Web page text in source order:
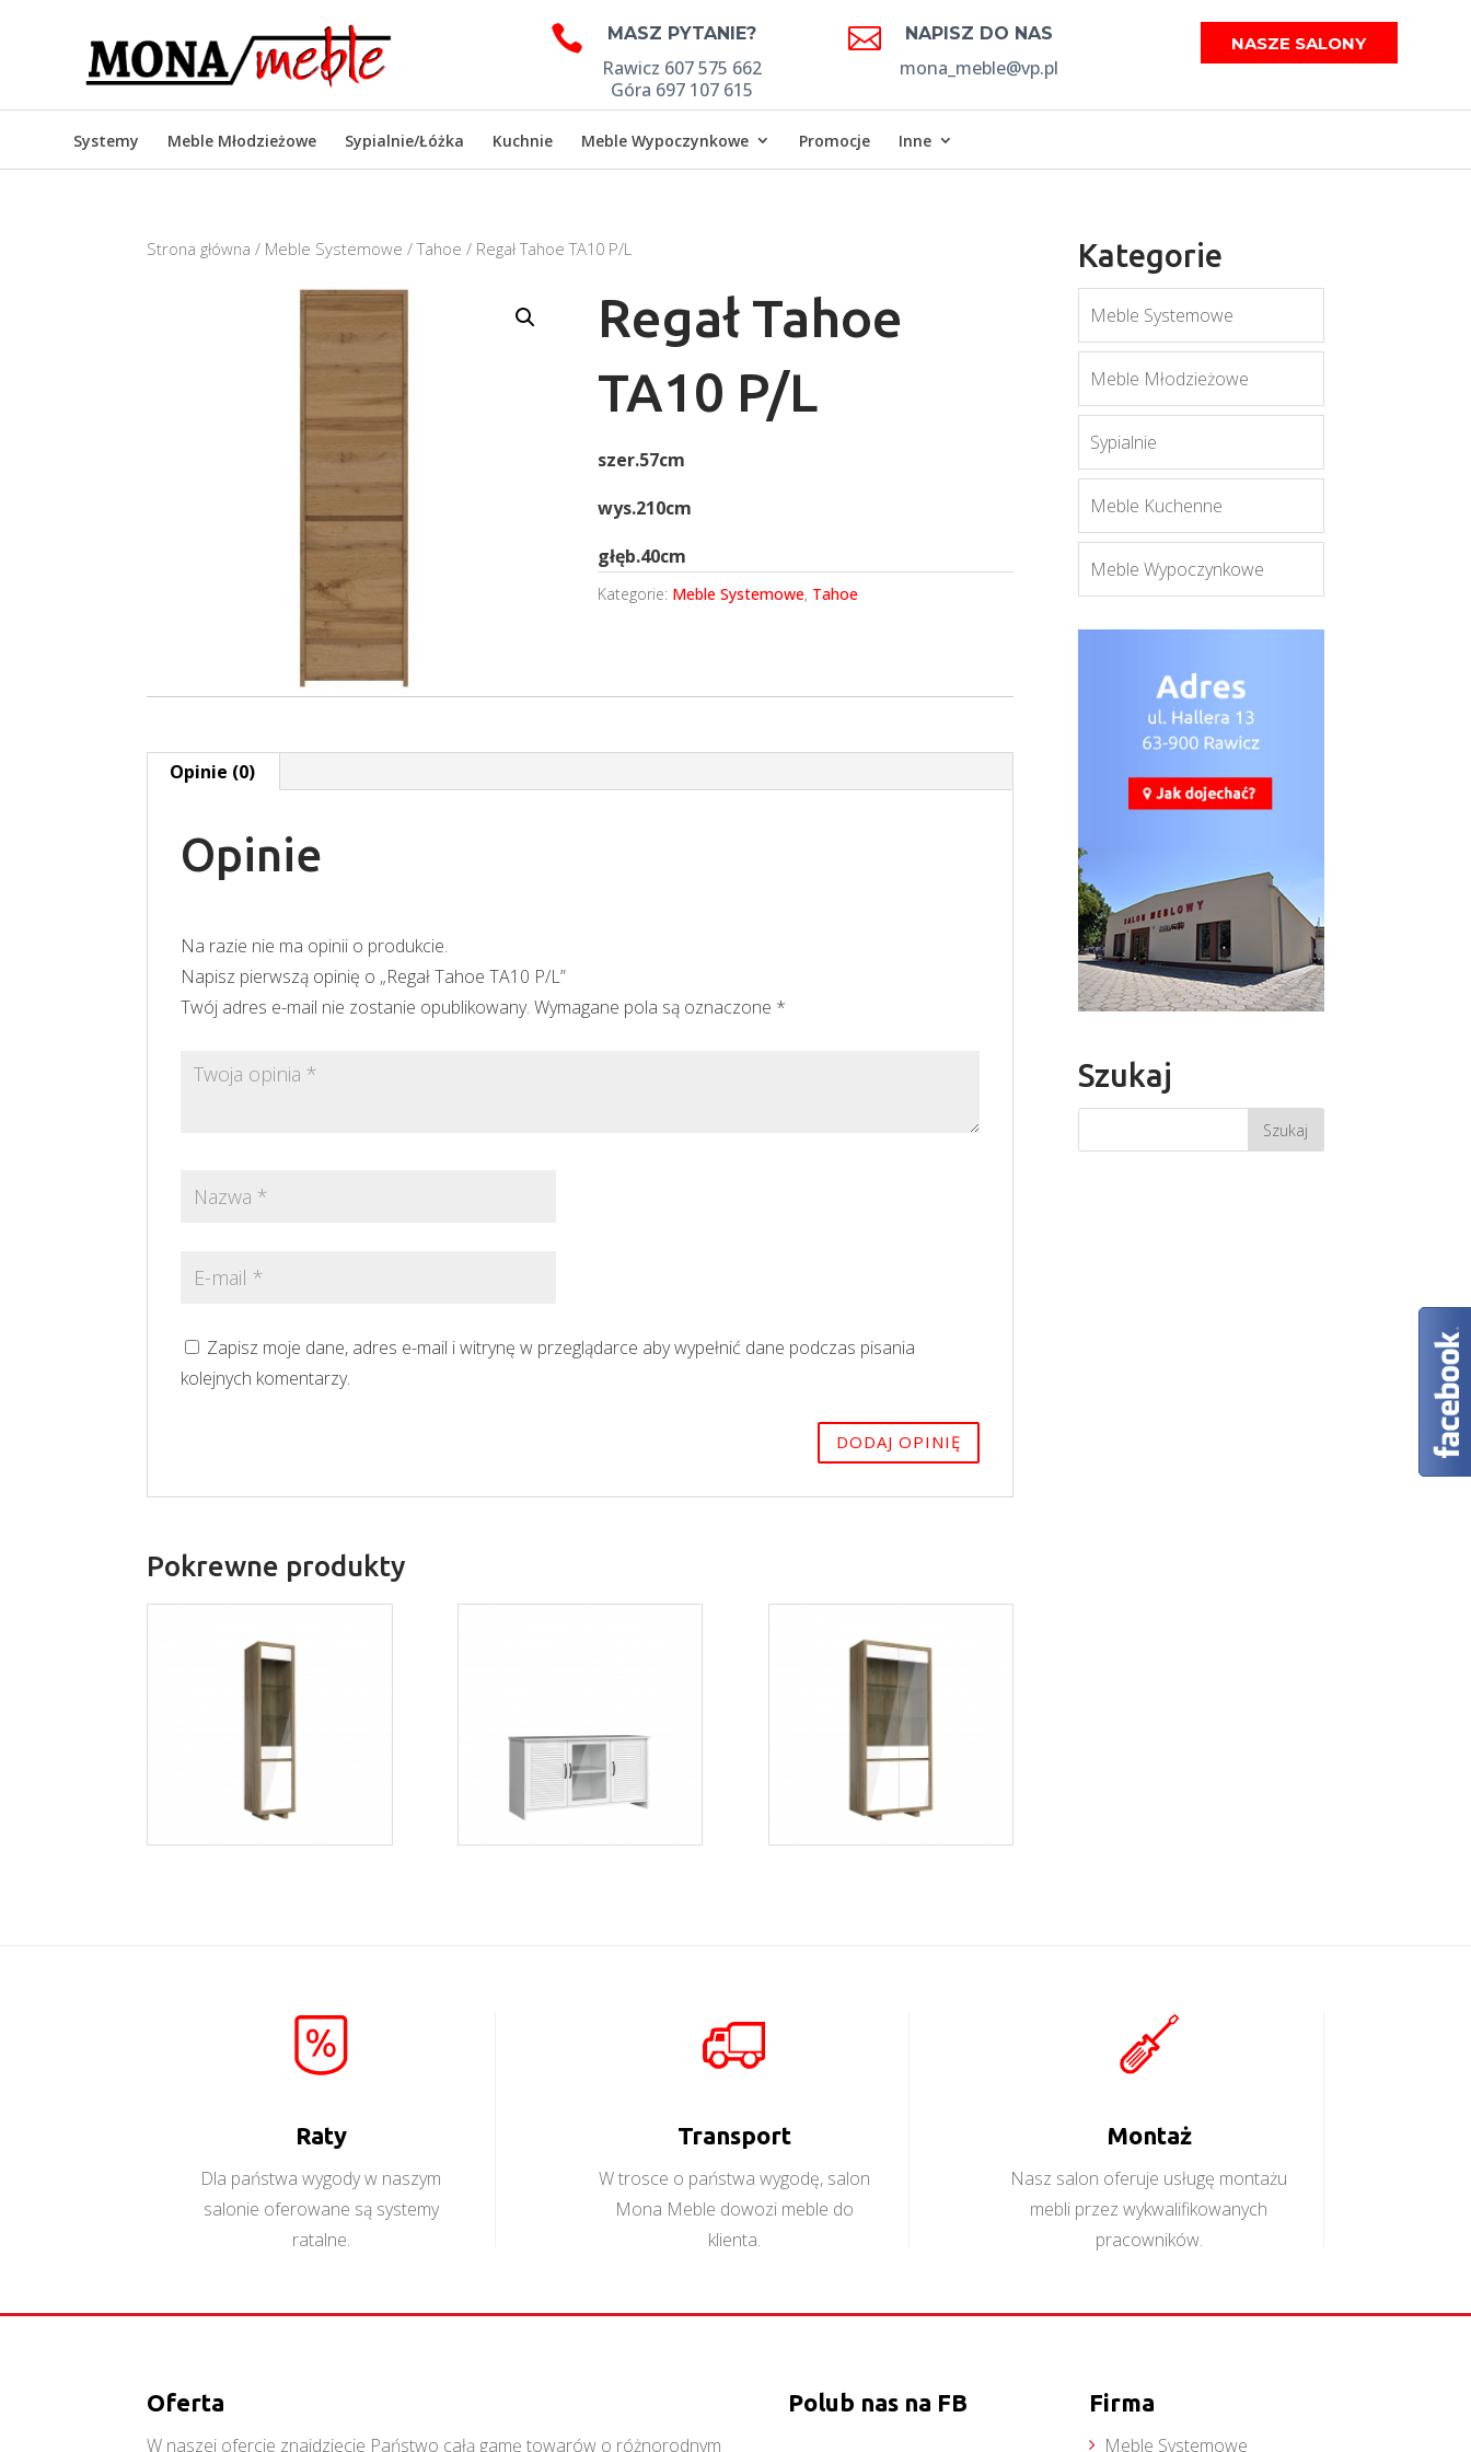
 MASZ PYTANIE?
Rawicz 607 575 662
Góra 697 107 615
 NAPISZ DO NAS
mona_meble@vp.pl
NASZE SALONY
Systemy Meble Młodzieżowe Sypialnie/Łóżka Kuchnie Meble Wypoczynkowe Promocje Inne
Strona główna / Meble Systemowe /Tahoe / Regał Tahoe TA10 P/L
Regał Tahoe
TA10 P/L
szer.57cm
wys.210cm
głęb.40cm
Kategorie: Meble Systemowe, Tahoe
Opinie (0)
Opinie
Na razie nie ma opinii o produkcie.
Napisz pierwszą opinię o „Regał Tahoe TA10 P/L”
Twój adres e-mail nie zostanie opublikowany. Wymagane pola są oznaczone *
Zapisz moje dane, adres e-mail i witrynę w przeglądarce aby wypełnić dane podczas pisania
kolejnych komentarzy.
Pokrewne produkty
Aspen W1D
Więcej
Kategorie
Meble Systemowe
Meble Młodzieżowe
Sypialnie
Meble Kuchenne
Meble Wypoczynkowe
Szukaj
Raty
Dla państwa wygody w naszym
salonie oferowane są systemy
ratalne.
Transport
W trosce o państwa wygodę, salon
Mona Meble dowozi meble do
klienta.
Montaż
Nasz salon oferuje usługę montażu
mebli przez wykwalifikowanych
pracowników.
Oferta
W naszej ofercie znajdziecie Państwo całą gamę towarów o różnorodnym
Polub nas na FB Firma
Meble Systemowe